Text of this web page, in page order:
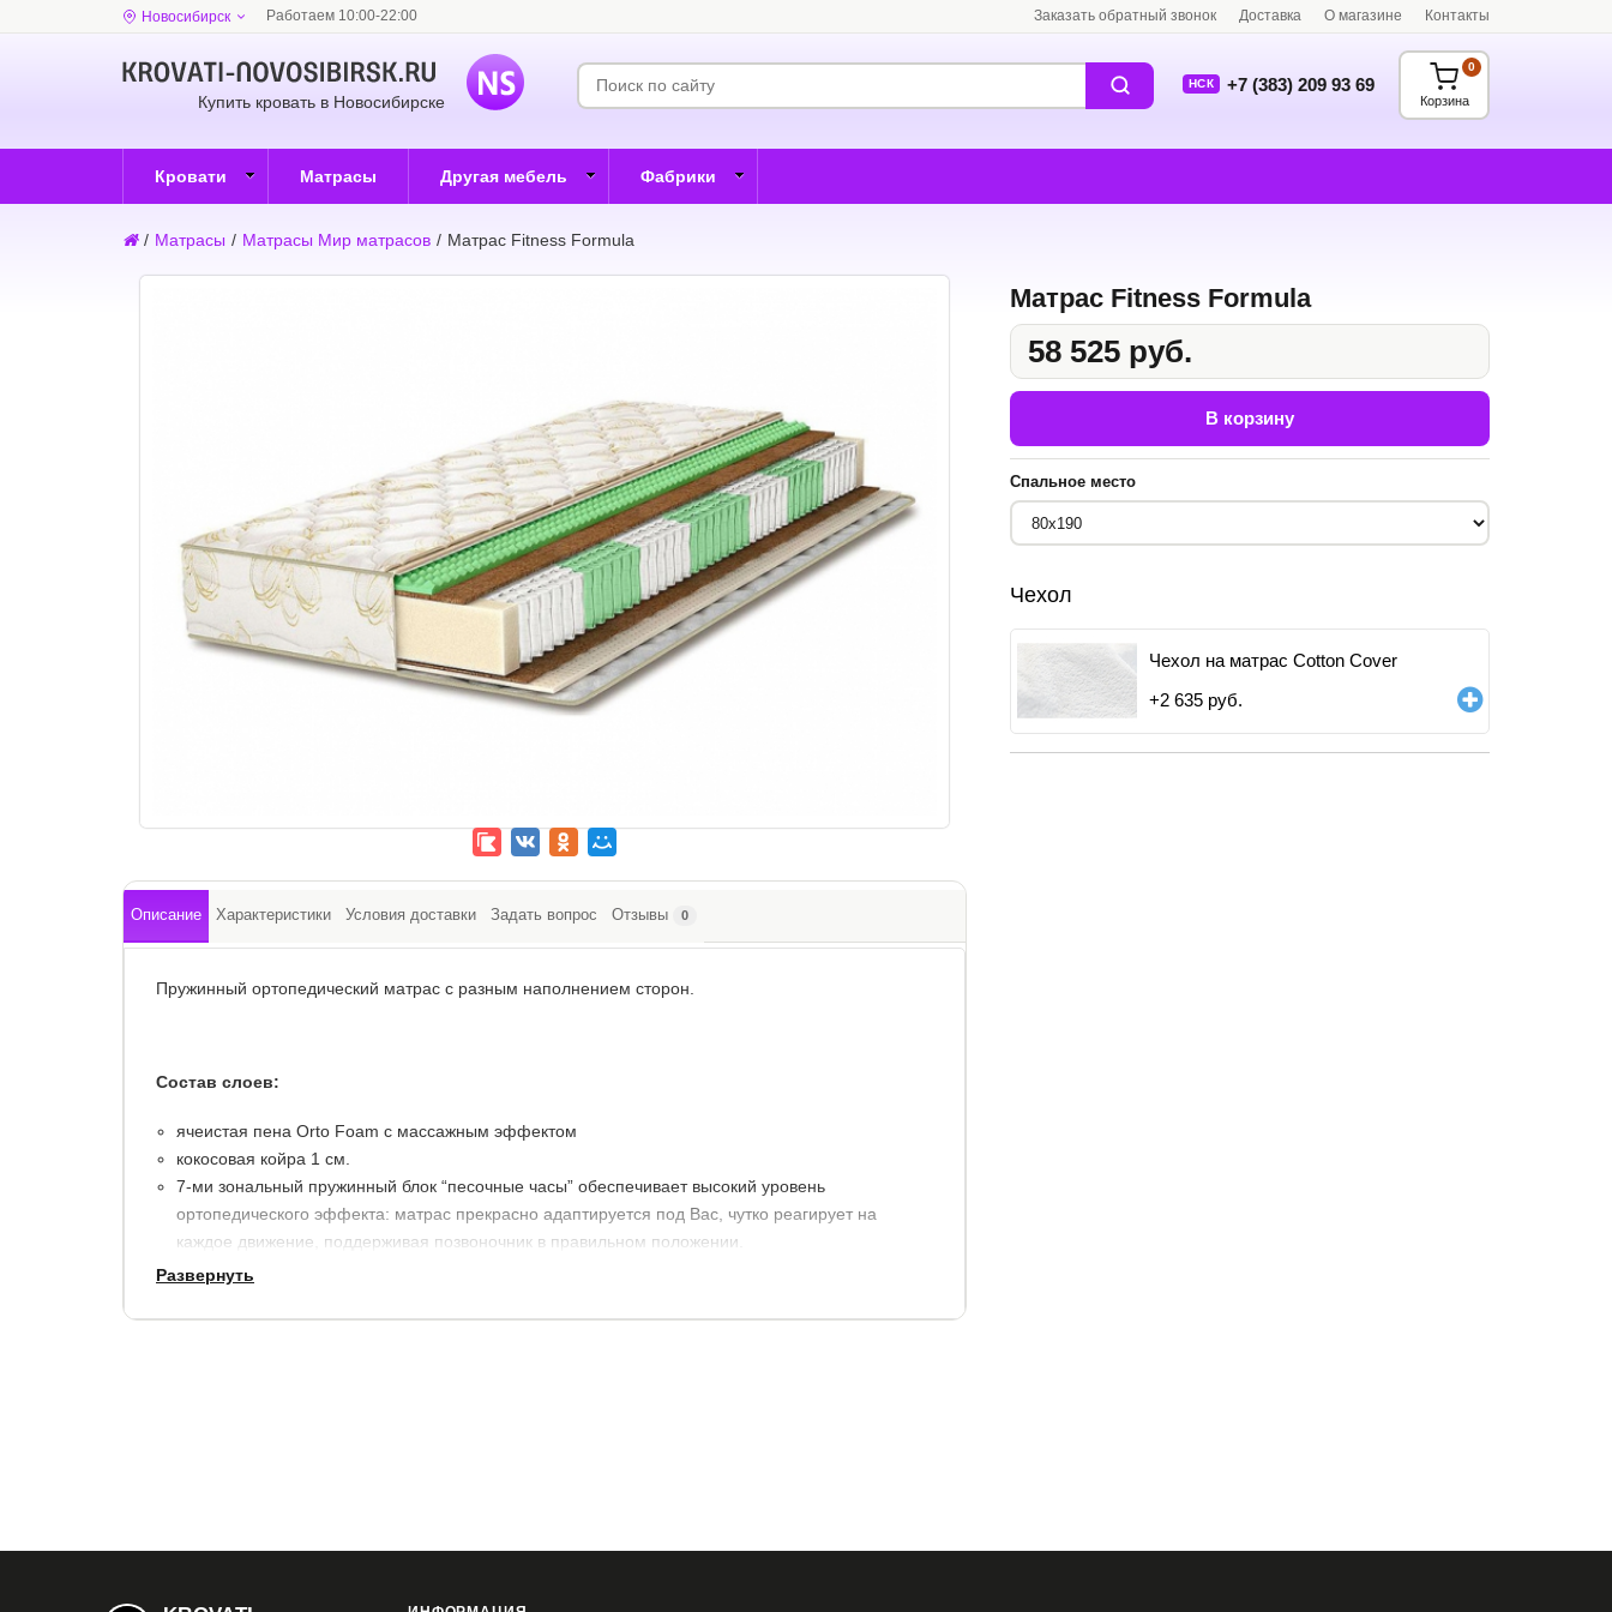
Новосибирск Работаем 10:00-22:00 Заказать обратный звонок Доставка О магазине Контакты
Купить кровать в Новосибирске
НСК +7 (383) 209 93 69
Корзина
0
Кровати Матрасы Другая мебель Фабрики
/ Матрасы / Матрасы Мир матрасов / Матрас Fitness Formula
Матрас Fitness Formula
58 525 руб.
В корзину
Спальное место
Чехол
Чехол на матрас Cotton Cover
+2 635 руб.
Описание Характеристики Условия доставки Задать вопрос Отзывы 0
Пружинный ортопедический матрас с разным наполнением сторон.
Состав слоев:
ячеистая пена Orto Foam с массажным эффектом
кокосовая койра 1 см.
7-ми зональный пружинный блок “песочные часы” обеспечивает высокий уровень
ортопедического эффекта: матрас прекрасно адаптируется под Вас, чутко реагирует на
каждое движение, поддерживая позвоночник в правильном положении.
кокосовая койра 1 см.
трикотажный несъемный чехол с опцией “зима-лето” формирует приятный микроклимат для
Развернуть